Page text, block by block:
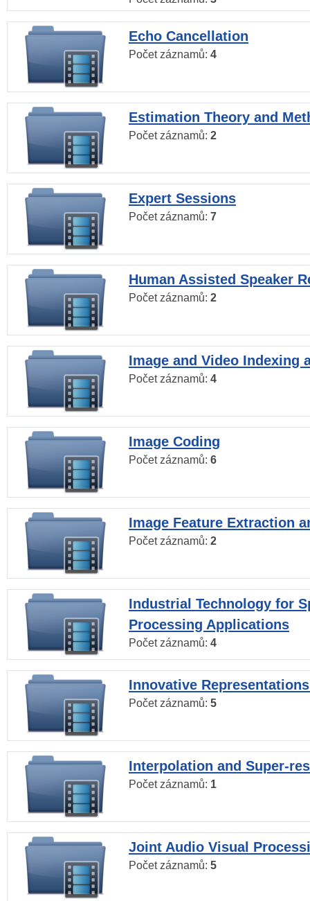
Echo Cancellation
Počet záznamů: 4
Estimation Theory and
Počet záznamů: 2
Expert Sessions
Počet záznamů: 7
Human Assisted Speaker
Počet záznamů: 2
Image and Video Indexing
Počet záznamů: 4
Image Coding
Počet záznamů: 6
Image Feature Extraction
Počet záznamů: 2
Industrial Technology for
Processing Applications
Počet záznamů: 4
Innovative
Počet záznamů: 5
Interpolation and Super-
Počet záznamů: 1
Joint Audio Visual
Počet záznamů: 5